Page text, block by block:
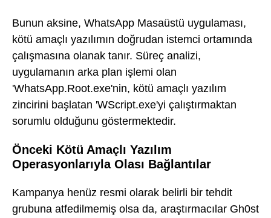
Bunun aksine, WhatsApp Masaüstü uygulaması,
kötü amaçlı yazılımın doğrudan istemci ortamında
çalışmasına olanak tanır. Süreç analizi,
uygulamanın arka plan işlemi olan
'WhatsApp.Root.exe'nin, kötü amaçlı yazılım
zincirini başlatan 'WScript.exe'yi çalıştırmaktan
sorumlu olduğunu göstermektedir.
Önceki Kötü Amaçlı Yazılım
Operasyonlarıyla Olası Bağlantılar
Kampanya henüz resmi olarak belirli bir tehdit
grubuna atfedilmemiş olsa da, araştırmacılar Gh0st